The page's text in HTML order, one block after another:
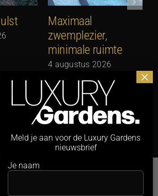
Maximaal
zwemplezier,
minimale ruimte
4 augustus 2026
Meld je aan voor de Luxury Gardens
nieuwsbrief
Je naam